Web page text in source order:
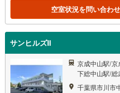
空室状況を問い合わ
サンヒルズII
京成中山駅/
下総中山駅/
千葉県市川市